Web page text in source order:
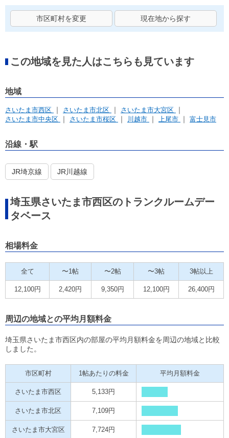
市区町村を変更 現在地から探す
この地域を見た人はこちらも見ています
地域
さいたま市西区 さいたま市北区
さいたま市大宮区
さいたま市中央区
さいたま市桜区 川越市 上尾市 富士見市
沿線・駅
JR埼京線 JR川越線
埼玉県さいたま市西区のトランクルームデー
タベース
相場料金
全て 〜1帖 〜2帖 〜3帖 3帖以上
12,100円 2,420円 9,350円 12,100円 26,400円
周辺の地域との平均月額料金
埼玉県さいたま市西区内の部屋の平均月額料金を周辺の地域と比較
しました。
市区町村 1帖あたりの料金 平均月額料金
さいたま市西区 5,133円
さいたま市北区 7,109円
さいたま市大宮区 7,724円